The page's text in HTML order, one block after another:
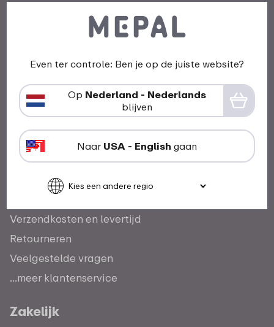
Mepal en duurzaamheid
Awards
Werken bij Mepal
Klantenservice
Verzendkosten en levertijd
Retourneren
Veelgestelde vragen
...meer klantenservice
Zakelijk
Even ter controle: Ben je op de juiste website?
Op Nederland - Nederlands
blijven
Naar USA - English gaan